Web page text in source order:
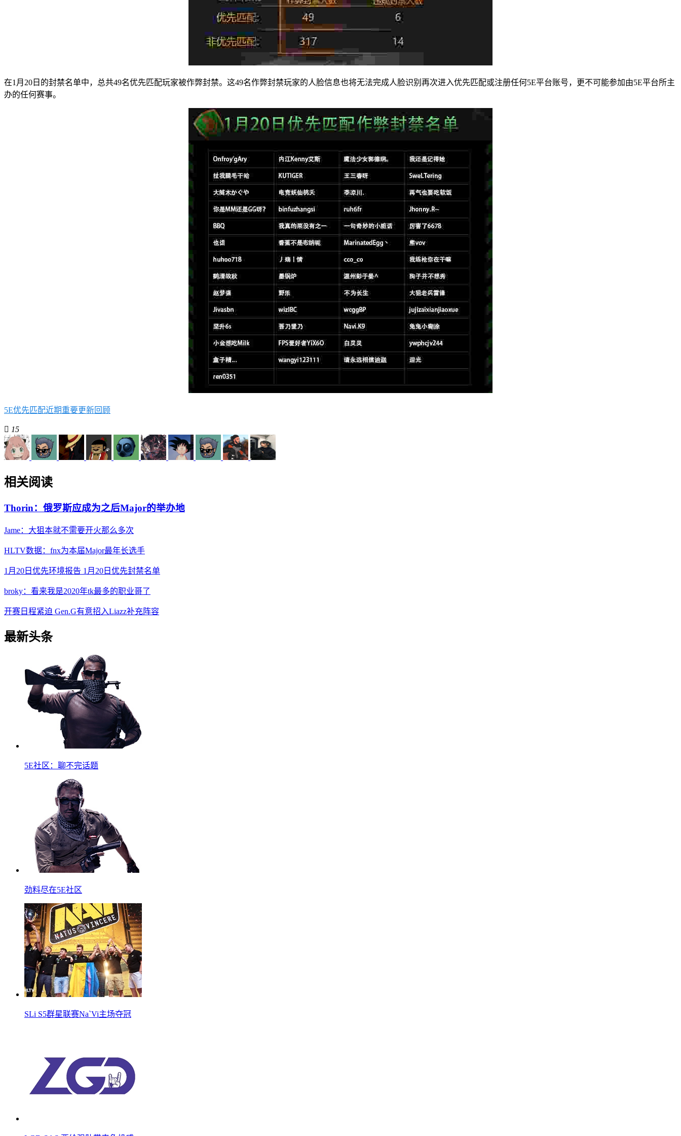
在1月20日的封禁名单中，总共49名优先匹配玩家被作弊封禁。这49名作弊封禁玩家的人脸信息也将无法完成人脸识别再次进入优先匹配或注册任何5E平台账号，更不可能参加由5E平台所主
办的任何赛事。
5E优先匹配近期重要更新回顾
 15
相关阅读
Thorin：俄罗斯应成为之后Major的举办地
Jame：大狙本就不需要开火那么多次
HLTV数据：fnx为本届Major最年长选手
1月20日优先环境报告 1月20日优先封禁名单
broky：看来我是2020年tk最多的职业哥了
开赛日程紧迫 Gen.G有意招入Liazz补充阵容
最新头条
5E社区：聊不完话题
劲料尽在5E社区
SLi S5群星联赛Na`Vi主场夺冠